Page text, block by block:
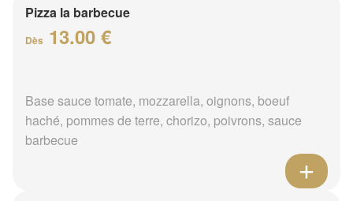
Pizza la barbecue
Dès 13.00 €
Base sauce tomate, mozzarella, oignons, boeuf
haché, pommes de terre, chorizo, poivrons, sauce
barbecue